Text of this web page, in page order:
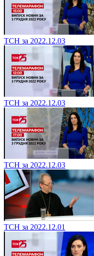
ТСН за 2022.12.03
ТСН за 2022.12.03
ТСН за 2022.12.03
ТСН за 2022.12.01